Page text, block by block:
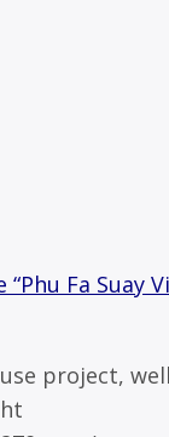
Fa Suay
project,